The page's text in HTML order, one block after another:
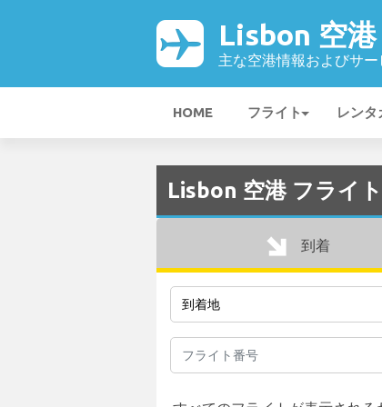
Lisbon 空港
主な空港情報およびサー
HOME フライト レンタ
Lisbon 空港 フライ
到着